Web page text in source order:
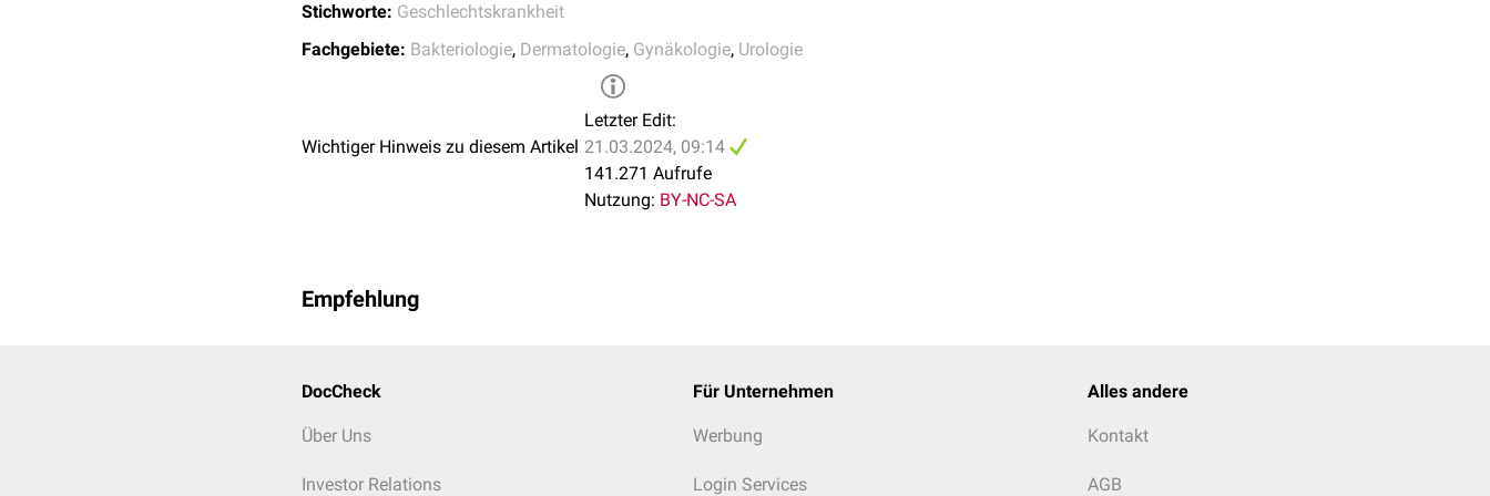
Stichworte: Geschlechtskrankheit
Fachgebiete: Bakteriologie, Dermatologie, Gynäkologie, Urologie
Wichtiger Hinweis zu diesem Artikel
Letzter Edit:
21.03.2024, 09:14
141.271 Aufrufe
Nutzung: BY-NC-SA
Empfehlung
DocCheck
Über Uns
Investor Relations
Für Unternehmen
Werbung
Login Services
Alles andere
Kontakt
AGB